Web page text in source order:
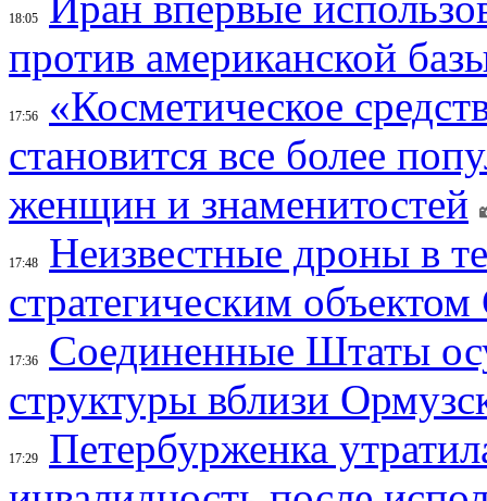
18:05
против американской
17:56
«Косметическое
становится все более
женщин и знаменитостей
17:48
Неизвестные дроны в
стратегическим
17:36
Соединенные Штаты
структуры вблизи
17:29
Петербурженка